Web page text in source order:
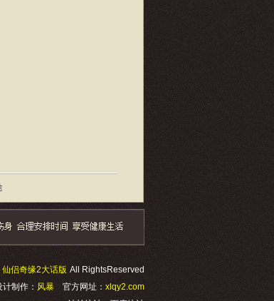
仙侣奇缘2大话版 All RightsReserved
计制作： 风暴 官方网址： xlqy2.com